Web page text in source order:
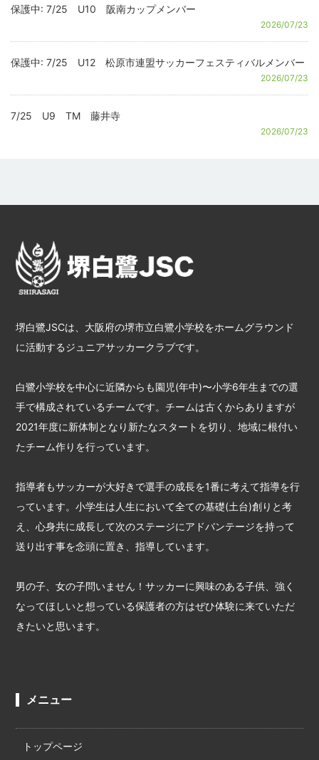
保護中: 7/25 U10 阪南カップメンバー
2026/07/23
保護中: 7/25 U12 松原市連盟サッカーフェスティバルメンバー
2026/07/23
7/25 U9 TM 藤井寺
2026/07/23
堺白鷺JSCは、大阪府の堺市立白鷺小学校をホームグラウンド
に活動するジュニアサッカークラブです。
白鷺小学校を中心に近隣からも園児(年中)〜小学6年生までの選
手で構成されているチームです。チームは古くからありますが
2021年度に新体制となり新たなスタートを切り、地域に根付い
たチーム作りを行っています。
指導者もサッカーが大好きで選手の成長を1番に考えて指導を行
っています。小学生は人生において全ての基礎(土台)創りと考
え、心身共に成長して次のステージにアドバンテージを持って
送り出す事を念頭に置き、指導しています。
男の子、女の子問いません！サッカーに興味のある子供、強く
なってほしいと想っている保護者の方はぜひ体験に来ていただ
きたいと思います。
メニュー
トップページ